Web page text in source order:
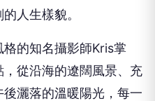
人生樣貌。
的知名攝影師Kris掌
從沿海的遼闊風景、充
灑落的溫暖陽光，每一